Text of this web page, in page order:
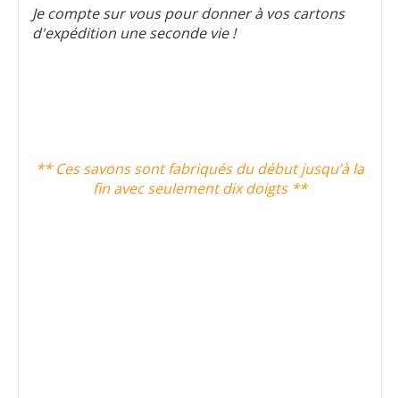
Je compte sur vous pour donner à vos cartons
d'expédition une seconde vie !
** Ces savons sont fabriqués du début jusqu’à la
fin avec seulement dix doigts **